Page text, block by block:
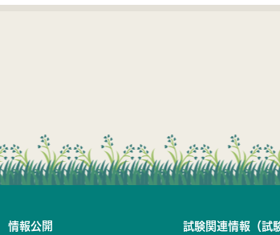
情報公開 試験関連情報（試